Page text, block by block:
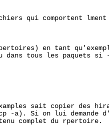
qui comportent lment
en tant
dans tous les paquets si
sait copier des
-a). Si on lui demande
complet du rpertoire.